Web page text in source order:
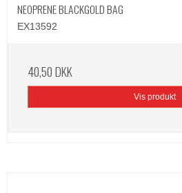
NEOPRENE BLACKGOLD BAG
EX13592
40,50 DKK
Vis produkt